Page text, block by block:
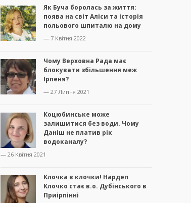
Як Буча боролась за життя:
поява на світ Аліси та історія
польового шпиталю на дому
— 7 Квітня 2022
Чому Верховна Рада має
блокувати збільшення меж
Ірпеня?
— 27 Липня 2021
Коцюбинське може
залишитися без води. Чому
Даніш не платив рік
водоканалу?
— 26 Квітня 2021
Клочка в клочки! Нардеп
Клочко стає в.о. Дубінського в
Приірпінні